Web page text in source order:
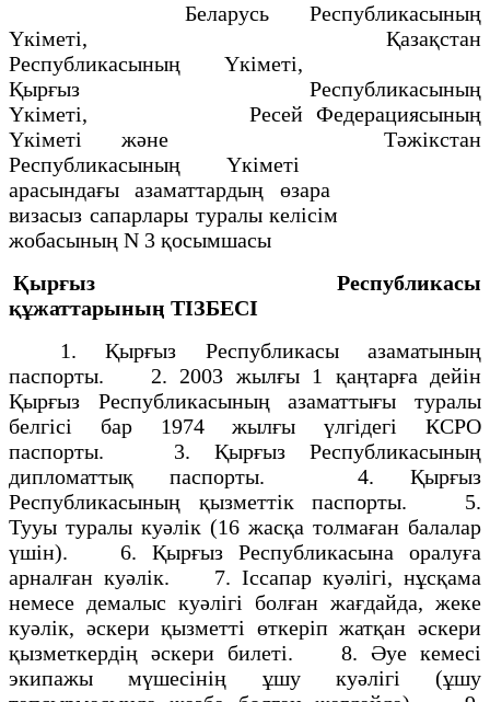
Беларусь Республикасының
Yкiметi, Қазақстан
Республикасының Yкiметi,
Қырғыз Республикасының
Yкiметi, Ресей Федерациясының
Yкiметi және Тәжiкстан
Республикасының Yкiметi
арасындағы азаматтардың өзара
визасыз сапарлары туралы келiсiм
жобасының N 3 қосымшасы
Қырғыз Республикасы
құжаттарының ТIЗБЕСI
1. Қырғыз Республикасы азаматының
паспорты. 2. 2003 жылғы 1 қаңтарға дейiн
Қырғыз Республикасының азаматтығы туралы
белгiсi бар 1974 жылғы үлгiдегi КСРО
паспорты. 3. Қырғыз Республикасының
дипломаттық паспорты. 4. Қырғыз
Республикасының қызметтiк паспорты. 5.
Тууы туралы куәлiк (16 жасқа толмаған балалар
үшiн). 6. Қырғыз Республикасына оралуға
арналған куәлiк. 7. Iссапар куәлiгi, нұсқама
немесе демалыс куәлiгi болған жағдайда, жеке
куәлiк, әскери қызметтi өткерiп жатқан әскери
қызметкердiң әскери билетi. 8. Әуе кемесi
экипажы мүшесiнiң ұшу куәлiгi (ұшу